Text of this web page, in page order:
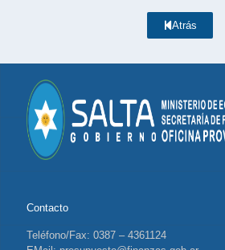
Atrás
Contacto
Teléfono/Fax: 0387 – 4361124